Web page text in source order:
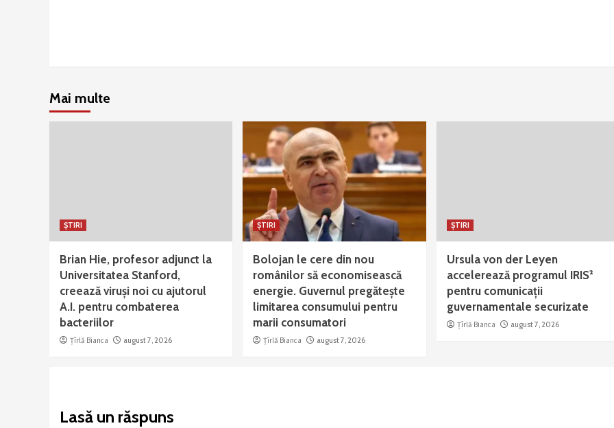
Mai multe
ȘTIRI
Brian Hie, profesor adjunct la
Universitatea Stanford,
creează viruși noi cu ajutorul
A.I. pentru combaterea
bacteriilor
Țîrlă Bianca august 7, 2026
ȘTIRI
Bolojan le cere din nou
românilor să economisească
energie. Guvernul pregătește
limitarea consumului pentru
marii consumatori
Țîrlă Bianca august 7, 2026
ȘTIRI
Ursula von der Leyen
accelerează programul IRIS²
pentru comunicații
guvernamentale securizate
Țîrlă Bianca august 7, 2026
Lasă un răspuns